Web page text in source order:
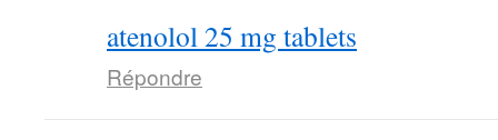
atenolol 25 mg tablets
Répondre